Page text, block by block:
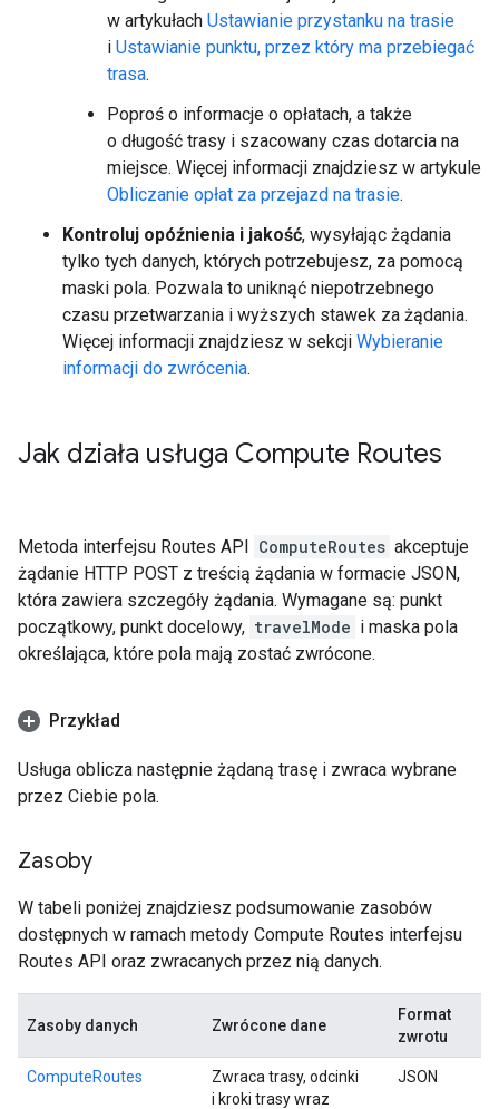
w artykułach Ustawianie przystanku na trasie
i Ustawianie punktu, przez który ma przebiegać
trasa.
Poproś o informacje o opłatach, a także
o długość trasy i szacowany czas dotarcia na
miejsce. Więcej informacji znajdziesz w artykule
Obliczanie opłat za przejazd na trasie.
Kontroluj opóźnienia i jakość, wysyłając żądania
tylko tych danych, których potrzebujesz, za pomocą
maski pola. Pozwala to uniknąć niepotrzebnego
czasu przetwarzania i wyższych stawek za żądania.
Więcej informacji znajdziesz w sekcji Wybieranie
informacji do zwrócenia.
Jak działa usługa Compute Routes
Metoda interfejsu Routes API ComputeRoutes akceptuje
żądanie HTTP POST z treścią żądania w formacie JSON,
która zawiera szczegóły żądania. Wymagane są: punkt
początkowy, punkt docelowy, travelMode i maska pola
określająca, które pola mają zostać zwrócone.
Przykład
Usługa oblicza następnie żądaną trasę i zwraca wybrane
przez Ciebie pola.
Zasoby
W tabeli poniżej znajdziesz podsumowanie zasobów
dostępnych w ramach metody Compute Routes interfejsu
Routes API oraz zwracanych przez nią danych.
Zasoby danych Zwrócone dane
Format
zwrotu
ComputeRoutes
Zwraca trasy, odcinki
i kroki trasy wraz
JSON